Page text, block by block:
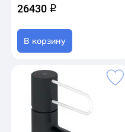
26430 q
В корзину